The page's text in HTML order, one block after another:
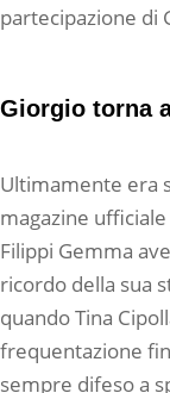
partecipazione di
Giorgio torna
Ultimamente era
magazine
Filippi Gemma
ricordo della sua
quando Tina
frequentazione
sempre difeso a